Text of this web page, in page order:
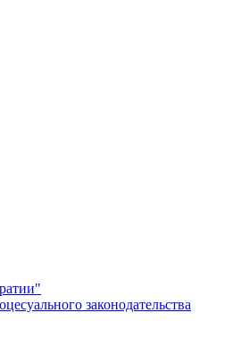
законодательства